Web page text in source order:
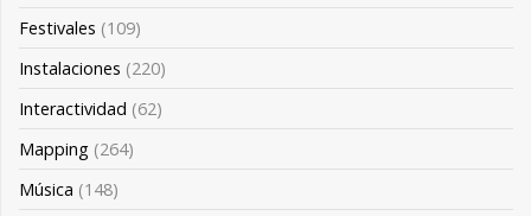
Festivales (109)
Instalaciones (220)
Interactividad (62)
Mapping (264)
Música (148)